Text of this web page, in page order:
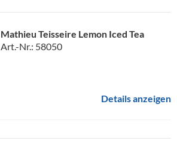
Mathieu Teisseire Lemon Iced Tea
Art.-Nr.: 58050
Details anzeigen